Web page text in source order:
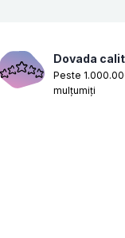
Dovada
Peste
mulțumiți